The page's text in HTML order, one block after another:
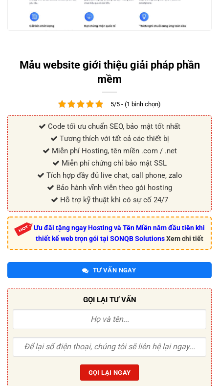
Mẫu website giới thiệu giải pháp phần
mềm
5/5 - (1 bình chọn)
Code tối ưu chuẩn SEO, bảo mật tốt nhất
Tương thích với tất cả các thiết bị
Miễn phí Hosting, tên miền .com / .net
Miễn phí chứng chỉ bảo mật SSL
Tích hợp đầy đủ live chat, call phone, zalo
Bảo hành vĩnh viễn theo gói hosting
Hỗ trợ kỹ thuật khi có sự cố 24/7
Ưu đãi tặng ngay Hosting và Tên Miền năm đầu tiên khi
thiết kế web trọn gói tại SONQB SolutionsXem chi tiết
TƯ VẤN NGAY
GỌI LẠI TƯ VẤN